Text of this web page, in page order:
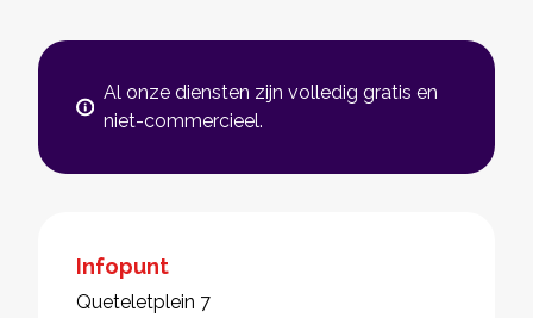
Al onze diensten zijn volledig gratis en
niet-commercieel.
Infopunt
Queteletplein 7